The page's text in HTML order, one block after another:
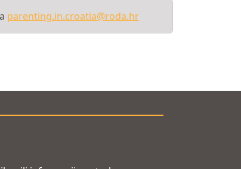
parenting.in.croatia@roda.hr